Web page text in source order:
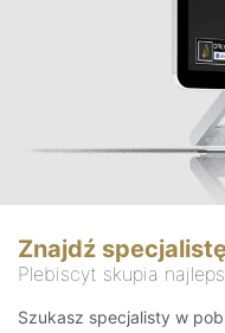
Znajdź
Plebiscyt skupia
Szukasz specjalisty w